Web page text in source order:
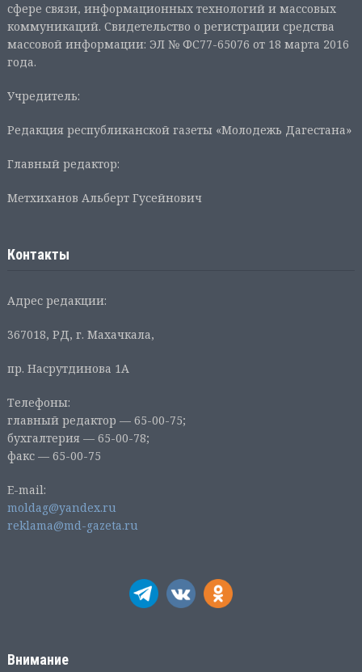
сфере связи, информационных технологий и массовых
коммуникаций. Свидетельство о регистрации средства
массовой информации: ЭЛ № ФС77-65076 от 18 марта 2016
года.
Учредитель:
Редакция республиканской газеты «Молодежь Дагестана»
Главный редактор:
Метхиханов Альберт Гусейнович
Контакты
Адрес редакции:
367018, РД, г. Махачкала,
пр. Насрутдинова 1А
Телефоны:
главный редактор — 65-00-75;
бухгалтерия — 65-00-78;
факс — 65-00-75
E-mail:
moldag@yandex.ru
reklama@md-gazeta.ru
Внимание